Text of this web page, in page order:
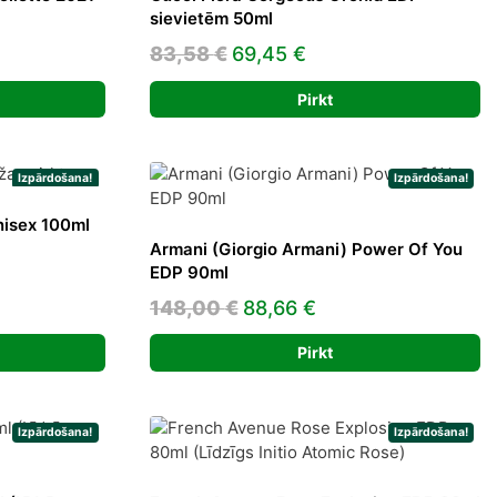
sievietēm 50ml
83,58€ Original
price
was:
69,45 €Current
price
is:
Pirkt
Izpārdošana!
100ml
€.
Izpārdošana!
Armani (Giorgio Armani) Power Of You
EDP 90ml
148,00€ Original
price
was:
88,66 €Current
price
is:
Pirkt
Izpārdošana! Izpārdošana!